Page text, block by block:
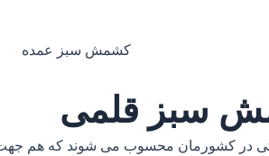
سبز قلمی
در کشورمان محسوب می شوند که هم